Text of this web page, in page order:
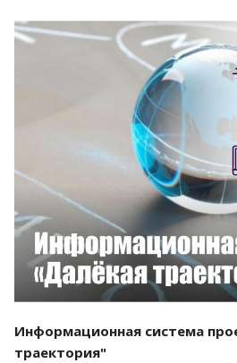
Смотреть
Информационная система
траектория"